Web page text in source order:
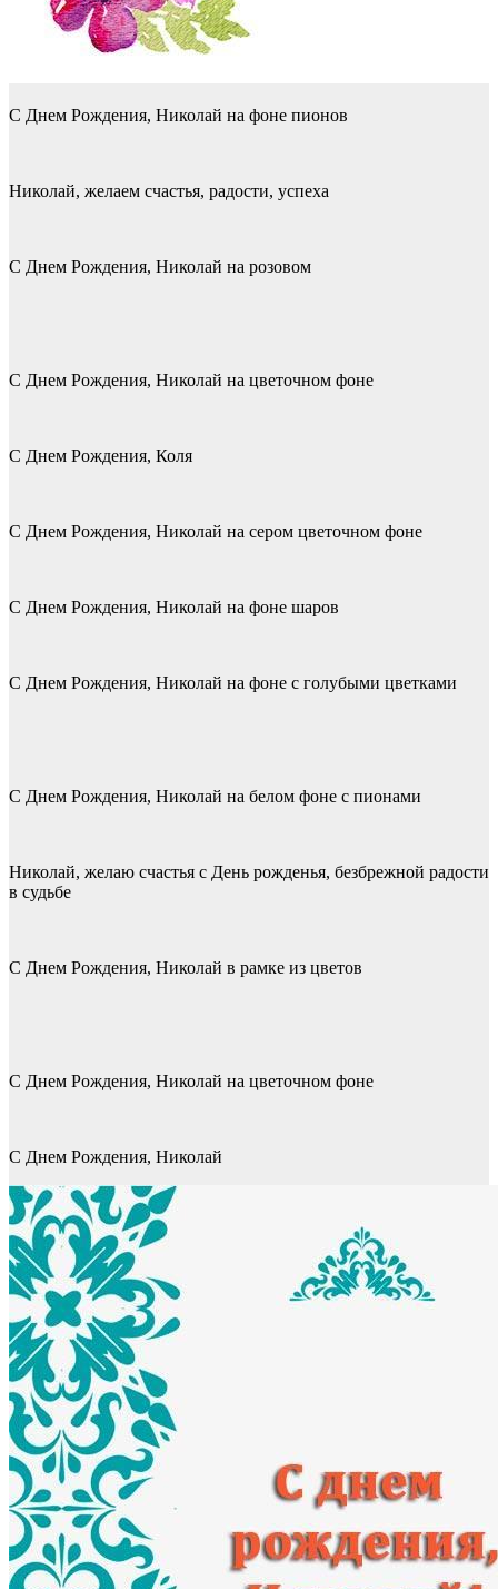
С Днем Рождения, Николай на фоне пионов
Николай, желаем счастья, радости, успеха
С Днем Рождения, Николай на розовом
С Днем Рождения, Николай на цветочном фоне
С Днем Рождения, Коля
С Днем Рождения, Николай на сером цветочном фоне
С Днем Рождения, Николай на фоне шаров
С Днем Рождения, Николай на фоне с голубыми цветками
С Днем Рождения, Николай на белом фоне с пионами
Николай, желаю счастья с День рожденья, безбрежной радости
в судьбе
С Днем Рождения, Николай в рамке из цветов
С Днем Рождения, Николай на цветочном фоне
С Днем Рождения, Николай